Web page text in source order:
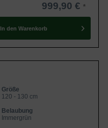
999,90 €
In den Warenkorb
Größe
120 - 130 cm
Belaubung
Immergrün